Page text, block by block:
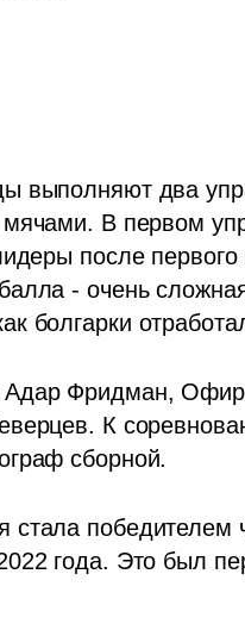
выполняют два
В первом
после
- очень
болгарки
Адар Фридман,
К
сборной.
победителем
года. Это был